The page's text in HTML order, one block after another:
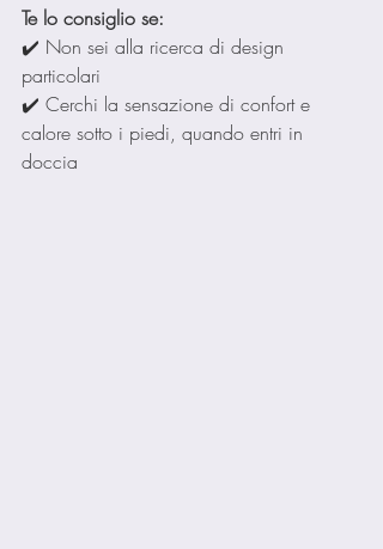
Te lo consiglio se:
✔️ Non sei alla ricerca di design
particolari
✔️ Cerchi la sensazione di confort e
calore sotto i piedi, quando entri in
doccia